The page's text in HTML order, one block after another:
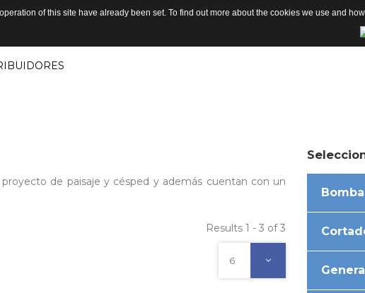
de paisaje y césped y además cuentan con un
Results 1 - 3 of 3
6
of this site have already been set. To find out more about the cookies we use and